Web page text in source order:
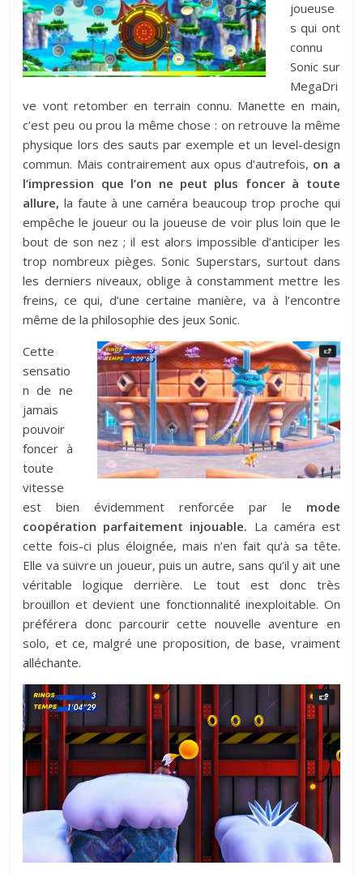
joueuse
s qui ont
connu
Sonic sur
MegaDri
ve vont retomber en terrain connu. Manette en main,
c’est peu ou prou la même chose : on retrouve la même
physique lors des sauts par exemple et un level-design
commun. Mais contrairement aux opus d’autrefois, on a
l’impression que l’on ne peut plus foncer à toute
allure, la faute à une caméra beaucoup trop proche qui
empêche le joueur ou la joueuse de voir plus loin que le
bout de son nez ; il est alors impossible d’anticiper les
trop nombreux pièges. Sonic Superstars, surtout dans
les derniers niveaux, oblige à constamment mettre les
freins, ce qui, d’une certaine manière, va à l’encontre
même de la philosophie des jeux Sonic.
Cette
sensatio
n de ne
jamais
pouvoir
foncer à
toute
vitesse
est bien évidemment renforcée par le mode
coopération parfaitement injouable. La caméra est
cette fois-ci plus éloignée, mais n’en fait qu’à sa tête.
Elle va suivre un joueur, puis un autre, sans qu’il y ait une
véritable logique derrière. Le tout est donc très
brouillon et devient une fonctionnalité inexploitable. On
préférera donc parcourir cette nouvelle aventure en
solo, et ce, malgré une proposition, de base, vraiment
alléchante.